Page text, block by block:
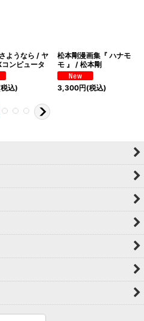
ようなら / ヤ
コンピュータ
込)
松本剛漫画集『 ハナモ
モ 』 / 松本剛
3,300円(税込)